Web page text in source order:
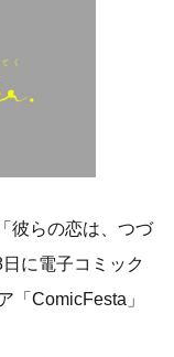
彼らの恋は、つづ
に電子コミック
「ComicFesta」